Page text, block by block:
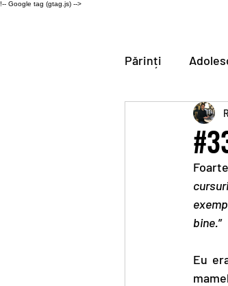
!-- Google tag (gtag.js) -->
Părinți
Foarte
bine.”
Eu